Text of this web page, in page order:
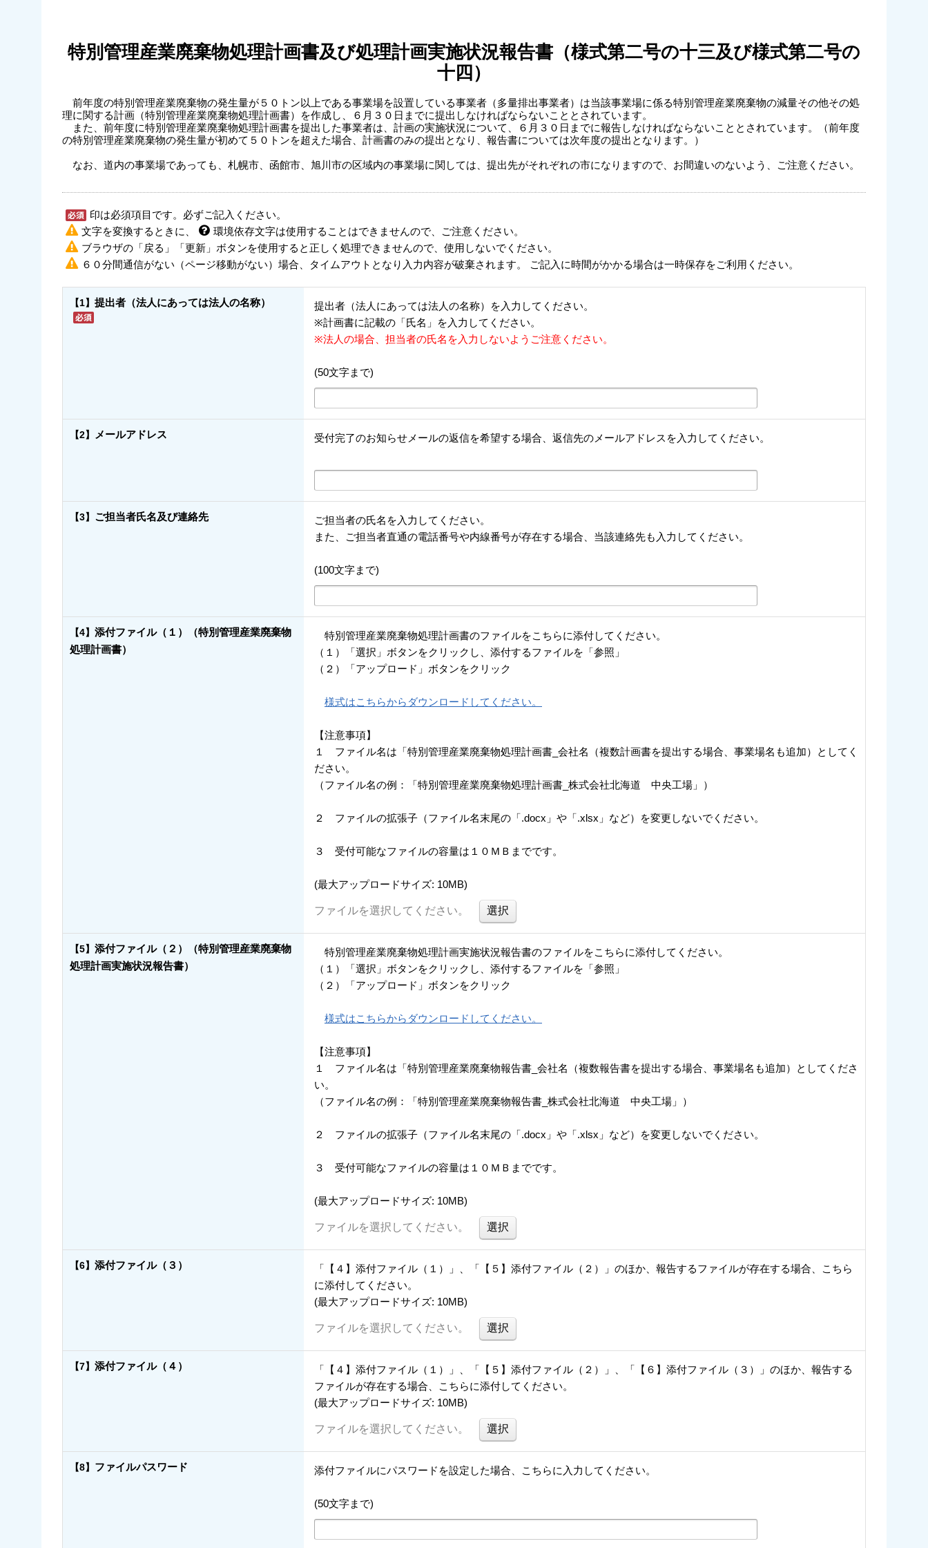
特別管理産業廃棄物処理計画書及び処理計画実施状況報告書（様式第二号の十三及び様式第二号の
十四）
前年度の特別管理産業廃棄物の発生量が５０トン以上である事業場を設置している事業者（多量排出事業者）は当該事業場に係る特別管理産業廃棄物の減量その他その処
理に関する計画（特別管理産業廃棄物処理計画書）を作成し、６月３０日までに提出しなければならないこととされています。
また、前年度に特別管理産業廃棄物処理計画書を提出した事業者は、計画の実施状況について、６月３０日までに報告しなければならないこととされています。（前年度
の特別管理産業廃棄物の発生量が初めて５０トンを超えた場合、計画書のみの提出となり、報告書については次年度の提出となります。）
なお、道内の事業場であっても、札幌市、函館市、旭川市の区域内の事業場に関しては、提出先がそれぞれの市になりますので、お間違いのないよう、ご注意ください。
印は必須項目です。必ずご記入ください。
文字を変換するときに、
環境依存文字は使用することはできませんので、ご注意ください。
ブラウザの「戻る」「更新」ボタンを使用すると正しく処理できませんので、使用しないでください。
６０分間通信がない（ページ移動がない）場合、タイムアウトとなり入力内容が破棄されます。 ご記入に時間がかかる場合は一時保存をご利用ください。
【1】 提出者（法人にあっては法人の名称）
提出者（法人にあっては法人の名称）を入力してください。
※計画書に記載の「氏名」を入力してください。
※法人の場合、担当者の氏名を入力しないようご注意ください。
(50文字まで)
【2】 メールアドレス 受付完了のお知らせメールの返信を希望する場合、返信先のメールアドレスを入力してください。
【3】 ご担当者氏名及び連絡先
ご担当者の氏名を入力してください。
また、ご担当者直通の電話番号や内線番号が存在する場合、当該連絡先も入力してください。
(100文字まで)
【4】 添付ファイル（１）（特別管理産業廃棄物
処理計画書）
特別管理産業廃棄物処理計画書のファイルをこちらに添付してください。
（１）「選択」ボタンをクリックし、添付するファイルを「参照」
（２）「アップロード」ボタンをクリック
様式はこちらからダウンロードしてください。
【注意事項】
１ ファイル名は「特別管理産業廃棄物処理計画書_会社名（複数計画書を提出する場合、事業場名も追加）としてく
ださい。
（ファイル名の例：「特別管理産業廃棄物処理計画書_株式会社北海道 中央工場」）
２ ファイルの拡張子（ファイル名末尾の「.docx」や「.xlsx」など）を変更しないでください。
３ 受付可能なファイルの容量は１０ＭＢまでです。
(最大アップロードサイズ: 10MB)
ファイルを選択してください。
【5】 添付ファイル（２）（特別管理産業廃棄物
処理計画実施状況報告書）
特別管理産業廃棄物処理計画実施状況報告書のファイルをこちらに添付してください。
（１）「選択」ボタンをクリックし、添付するファイルを「参照」
（２）「アップロード」ボタンをクリック
様式はこちらからダウンロードしてください。
【注意事項】
１ ファイル名は「特別管理産業廃棄物報告書_会社名（複数報告書を提出する場合、事業場名も追加）としてくださ
い。
（ファイル名の例：「特別管理産業廃棄物報告書_株式会社北海道 中央工場」）
２ ファイルの拡張子（ファイル名末尾の「.docx」や「.xlsx」など）を変更しないでください。
３ 受付可能なファイルの容量は１０ＭＢまでです。
(最大アップロードサイズ: 10MB)
ファイルを選択してください。
【6】 添付ファイル（３）
「【４】添付ファイル（１）」、「【５】添付ファイル（２）」のほか、報告するファイルが存在する場合、こちら
に添付してください。
(最大アップロードサイズ: 10MB)
ファイルを選択してください。
【7】 添付ファイル（４）
「【４】添付ファイル（１）」、「【５】添付ファイル（２）」、「【６】添付ファイル（３）」のほか、報告する
ファイルが存在する場合、こちらに添付してください。
(最大アップロードサイズ: 10MB)
ファイルを選択してください。
【8】 ファイルパスワード 添付ファイルにパスワードを設定した場合、こちらに入力してください。
(50文字まで)